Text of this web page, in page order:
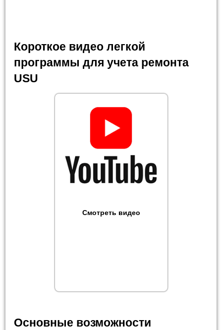
Короткое видео легкой
программы для учета ремонта
USU
Смотреть видео
Основные возможности